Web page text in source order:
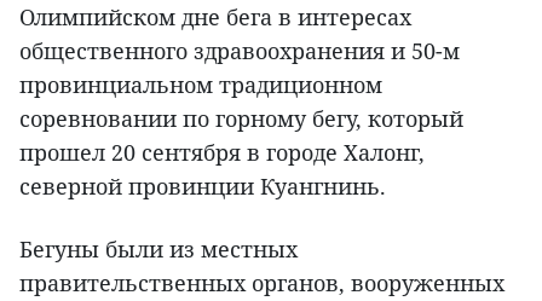
Олимпийском дне бега в интересах
общественного здравоохранения и 50-м
провинциальном традиционном
соревновании по горному бегу, который
прошел 20 сентября в городе Халонг,
северной провинции Куангнинь.
Бегуны были из местных
правительственных органов, вооруженных